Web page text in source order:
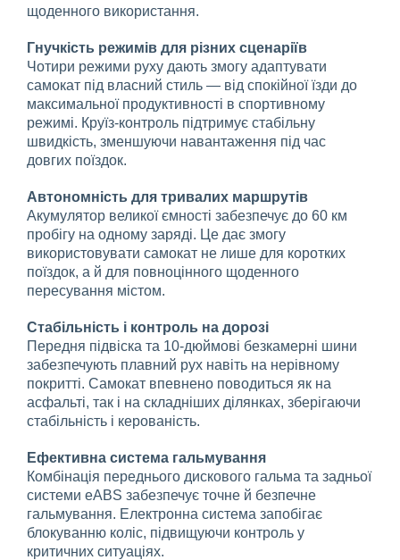
щоденного використання.
Гнучкість режимів для різних сценаріїв
Чотири режими руху дають змогу адаптувати
самокат під власний стиль — від спокійної їзди до
максимальної продуктивності в спортивному
режимі. Круїз-контроль підтримує стабільну
швидкість, зменшуючи навантаження під час
довгих поїздок.
Автономність для тривалих маршрутів
Акумулятор великої ємності забезпечує до 60 км
пробігу на одному заряді. Це дає змогу
використовувати самокат не лише для коротких
поїздок, а й для повноцінного щоденного
пересування містом.
Стабільність і контроль на дорозі
Передня підвіска та 10-дюймові безкамерні шини
забезпечують плавний рух навіть на нерівному
покритті. Самокат впевнено поводиться як на
асфальті, так і на складніших ділянках, зберігаючи
стабільність і керованість.
Ефективна система гальмування
Комбінація переднього дискового гальма та задньої
системи eABS забезпечує точне й безпечне
гальмування. Електронна система запобігає
блокуванню коліс, підвищуючи контроль у
критичних ситуаціях.